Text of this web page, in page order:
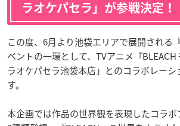
ラオケパセラ」が参戦決定！
この度、6月より池袋エリアで展開される
ベントの一環として、TVアニメ『
ラオケパセラ池袋本店」とのコラボレーシ
す。
本企画では作品の世界観を表現したコラ